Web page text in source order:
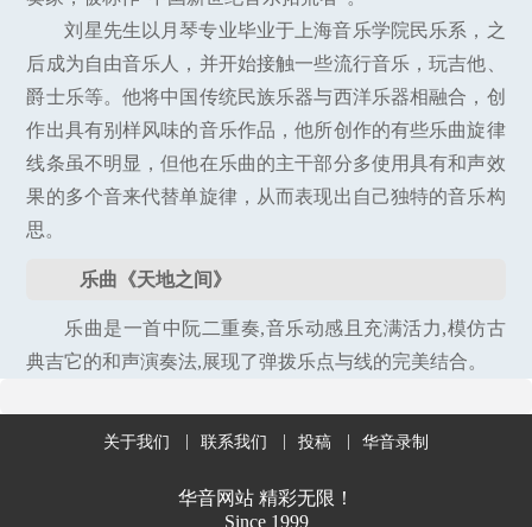
刘星先生以月琴专业毕业于上海音乐学院民乐系，之
后成为自由音乐人，并开始接触一些流行音乐，玩吉他、
爵士乐等。他将中国传统民族乐器与西洋乐器相融合，创
作出具有别样风味的音乐作品，他所创作的有些乐曲旋律
线条虽不明显，但他在乐曲的主干部分多使用具有和声效
果的多个音来代替单旋律，从而表现出自己独特的音乐构
思。
乐曲《天地之间》
乐曲是一首中阮二重奏,音乐动感且充满活力,模仿古
典吉它的和声演奏法,展现了弹拨乐点与线的完美结合。
关于我们 联系我们 投稿 华音录制
华音网站 精彩无限！
Since 1999